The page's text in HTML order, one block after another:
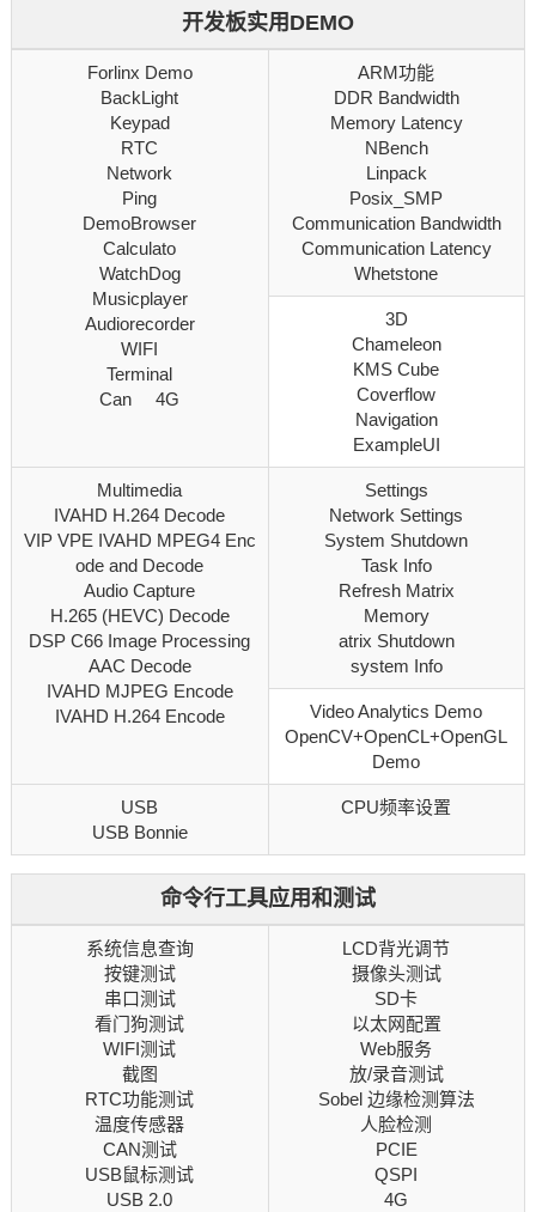
开发板实用DEMO
Forlinx Demo
BackLight
Keypad
RTC
Network
Ping
DemoBrowser
Calculato
WatchDog
Musicplayer
Audiorecorder
WIFI
Terminal
Can 4G
ARM功能
DDR Bandwidth
Memory Latency
NBench
Linpack
Posix_SMP
Communication Bandwidth
Communication Latency
Whetstone
3D
Chameleon
KMS Cube
Coverflow
Navigation
ExampleUI
Multimedia
IVAHD H.264 Decode
VIP VPE IVAHD MPEG4 Enc
ode and Decode
Audio Capture
H.265 (HEVC) Decode
DSP C66 Image Processing
AAC Decode
IVAHD MJPEG Encode
IVAHD H.264 Encode
Settings
Network Settings
System Shutdown
Task Info
Refresh Matrix
Memory
atrix Shutdown
system Info
Video Analytics Demo
OpenCV+OpenCL+OpenGL
Demo
USB
USB Bonnie
CPU频率设置
命令行工具应用和测试
系统信息查询
按键测试
串口测试
看门狗测试
WIFI测试
截图
RTC功能测试
温度传感器
CAN测试
USB鼠标测试
USB 2.0
LCD背光调节
摄像头测试
SD卡
以太网配置
Web服务
放/录音测试
Sobel 边缘检测算法
人脸检测
PCIE
QSPI
4G